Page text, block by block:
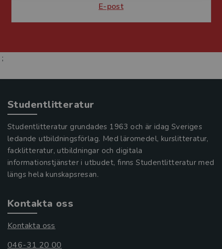
E-post
;
Studentlitteratur
Studentlitteratur grundades 1963 och är idag Sveriges
ledande utbildningsförlag. Med läromedel, kurslitteratur,
facklitteratur, utbildningar och digitala
informationstjänster i utbudet, finns Studentlitteratur med
längs hela kunskapsresan.
Kontakta oss
Kontakta oss
046-31 20 00